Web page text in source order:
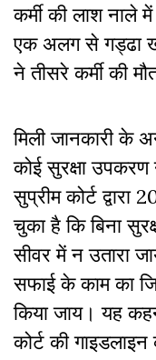
कर्मी की लाश नाले
एक अलग से गड्ढा
ने तीसरे कर्मी की
मिली जानकारी के
कोई सुरक्षा
सुप्रीम कोर्ट द्वारा
चुका है कि बिना
सीवर में न उतारा
सफाई के काम का
किया जाय। यह
कोर्ट की